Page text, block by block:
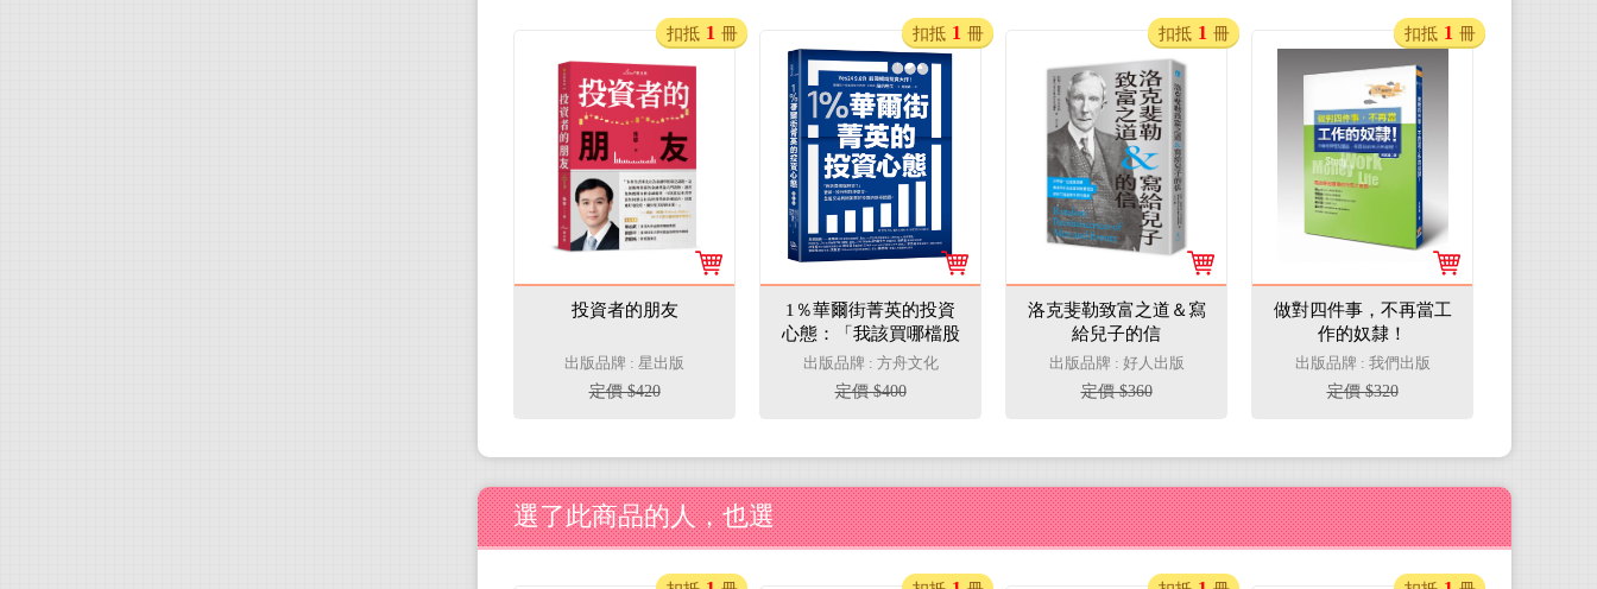
投資者的朋友
出版品牌 : 星出版
定價 $420
扣抵 1 冊
1％華爾街菁英的投資
心態：「我該買哪檔股
票？」管顧、投行到對
沖基金，全能交易員回
答關於投資的終極問
出版品牌 : 方舟文化
定價 $400
扣抵 1 冊
洛克斐勒致富之道＆寫
給兒子的信
出版品牌 : 好人出版
定價 $360
扣抵 1 冊
做對四件事，不再當工
作的奴隸！
出版品牌 : 我們出版
定價 $320
扣抵 1 冊
選了此商品的人，也選